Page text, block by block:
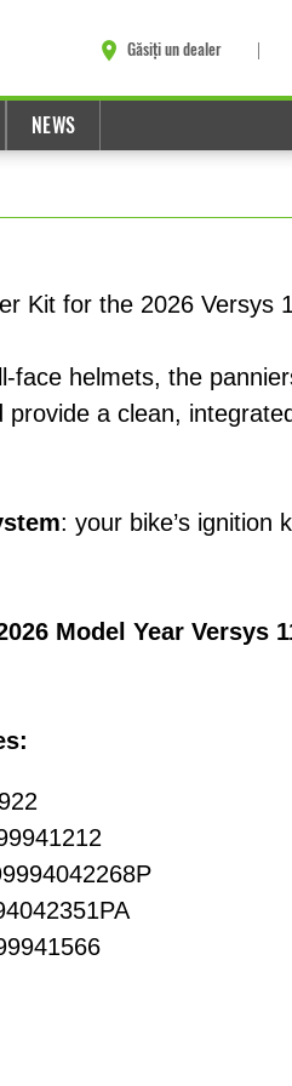
Găsiți un dealer
NEWS
Kit for the 2026 Versys
face helmets, the
a clean,
: your bike’s ignition
Model Year Versys